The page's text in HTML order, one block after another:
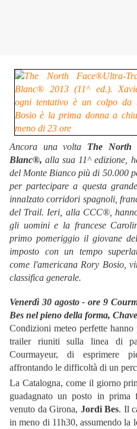
Ancora una volta The North
Blanc®, alla sua 11^ edizione,
del Monte Bianco più di 50.000
per partecipare a questa
innalzato corridori spagnoli,
del Trail. Ieri, alla CCC®,
gli uomini e la francese
primo pomeriggio il giovane
imposto con un tempo
come l'americana Rory Bosio,
classifica generale.
Venerdì 30 agosto - ore 9
Bes nel pieno della forma,
Condizioni meteo perfette
trailer riuniti sulla linea di
Courmayeur, di esprimere
affrontando le difficoltà di un
La Catalogna, come il giorno
guadagnato un posto in
venuto da Girona, Jordi Bes. Il
in meno di 11h30, assumendo la